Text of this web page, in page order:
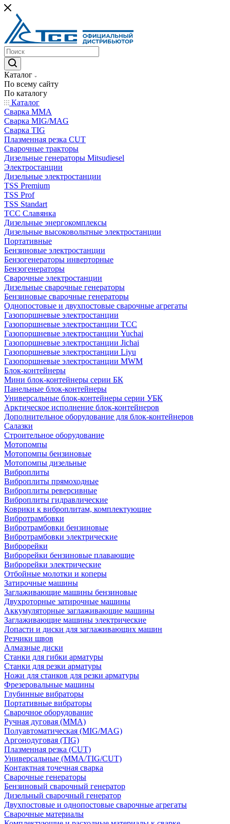
Каталог
По всему сайту
По каталогу
Каталог
Сварка MMA
Сварка MIG/MAG
Сварка TIG
Плазменная резка CUT
Сварочные тракторы
Дизельные генераторы Mitsudiesel
Электростанции
Дизельные электростанции
TSS Premium
TSS Prof
TSS Standart
ТСС Славянка
Дизельные энергокомплексы
Дизельные высоковольтные электростанции
Портативные
Бензиновые электростанции
Бензогенераторы инверторные
Бензогенераторы
Сварочные электростанции
Дизельные сварочные генераторы
Бензиновые сварочные генераторы
Однопостовые и двухпостовые сварочные агрегаты
Газопоршневые электростанции
Газопоршневые электростанции ТСС
Газопоршневые электростанции Yuchai
Газопоршневые электростанции Jichai
Газопоршневые электростанции Liyu
Газопоршневые электростанции MWM
Блок-контейнеры
Мини блок-контейнеры серии БК
Панельные блок-контейнеры
Универсальные блок-контейнеры серии УБК
Арктическое исполнение блок-контейнеров
Дополнительное оборудование для блок-контейнеров
Салазки
Строительное оборудование
Мотопомпы
Мотопомпы бензиновые
Мотопомпы дизельные
Виброплиты
Виброплиты прямоходные
Виброплиты реверсивные
Виброплиты гидравлические
Коврики к виброплитам, комплектующие
Вибротрамбовки
Вибротрамбовки бензиновые
Вибротрамбовки электрические
Виброрейки
Виброрейки бензиновые плавающие
Виброрейки электрические
Отбойные молотки и коперы
Затирочные машины
Заглаживающие машины бензиновые
Двухроторные затирочные машины
Аккумуляторные заглаживающие машины
Заглаживающие машины электрические
Лопасти и диски для заглаживающих машин
Резчики швов
Алмазные диски
Станки для гибки арматуры
Станки для резки арматуры
Ножи для станков для резки арматуры
Фрезеровальные машины
Глубинные вибраторы
Портативные вибраторы
Сварочное оборудование
Ручная дуговая (MMA)
Полуавтоматическая (MIG/MAG)
Аргонодуговая (TIG)
Плазменная резка (CUT)
Универсальные (MMA/TIG/CUT)
Контактная точечная сварка
Сварочные генераторы
Бензиновый сварочный генератор
Дизельный сварочный генератор
Двухпостовые и однопостовые сварочные агрегаты
Сварочные материалы